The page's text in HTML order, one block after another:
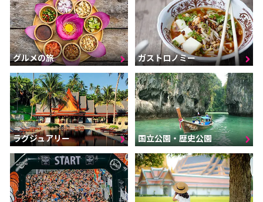
グルメの旅 ガストロノミー
ラグジュアリー 国立公園・歴史公園